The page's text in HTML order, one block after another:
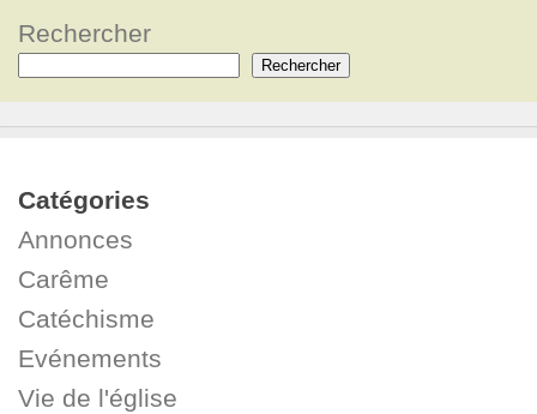
Rechercher
Rechercher
Catégories
Annonces
Carême
Catéchisme
Evénements
Vie de l'église